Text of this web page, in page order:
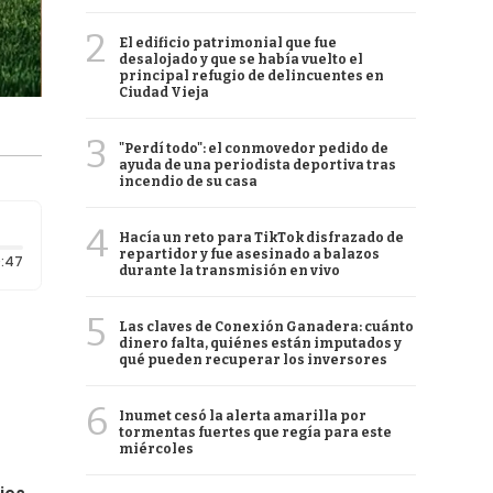
Duración: 47 segundos
2
El edificio patrimonial que fue
desalojado y que se había vuelto el
principal refugio de delincuentes en
Ciudad Vieja
3
"Perdí todo": el conmovedor pedido de
ayuda de una periodista deportiva tras
incendio de su casa
4
Hacía un reto para TikTok disfrazado de
repartidor y fue asesinado a balazos
durante la transmisión en vivo
5
Las claves de Conexión Ganadera: cuánto
dinero falta, quiénes están imputados y
qué pueden recuperar los inversores
6
Inumet cesó la alerta amarilla por
tormentas fuertes que regía para este
miércoles